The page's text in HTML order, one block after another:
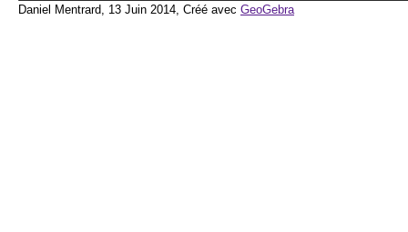
Daniel Mentrard, 13 Juin 2014, Créé avec GeoGebra